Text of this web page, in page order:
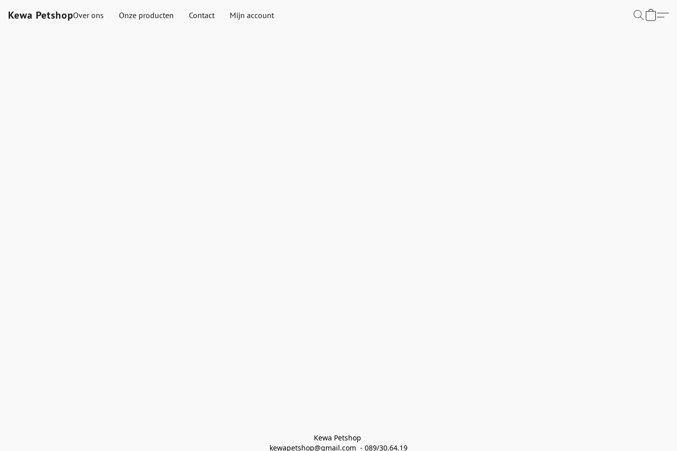
Kewa PetshopOver ons Onze producten Contact Mijn account
Kewa Petshop
kewapetshop@gmail.com  - 089/30.64.19